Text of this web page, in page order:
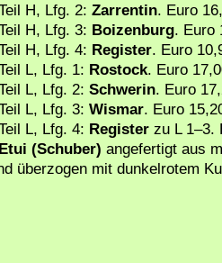
H, Lfg. 2: Zarrentin. Euro
H, Lfg. 3: Boizenburg. Euro
H, Lfg. 4: Register. Euro
L, Lfg. 1: Rostock. Euro
L, Lfg. 2: Schwerin. Euro
L, Lfg. 3: Wismar. Euro
L, Lfg. 4: Register zu L 1–3.
Etui (Schuber) angefertigt aus
überzogen mit dunkelrotem